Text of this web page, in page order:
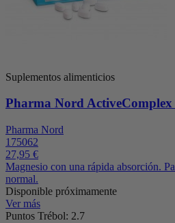
Suplementos alimenticios
Pharma Nord ActiveComplex
Pharma Nord
175062
27,95 €
Magnesio con una rápida absorción.
normal.
Disponible próximamente
Ver más
Puntos Trébol: 2.7